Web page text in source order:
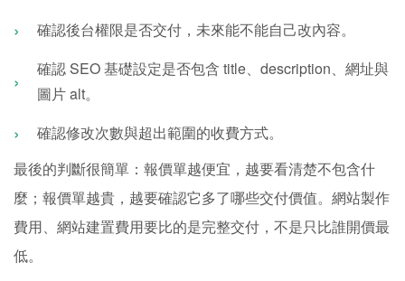
確認後台權限是否交付，未來能不能自己改內容。
確認 SEO 基礎設定是否包含 title、description、網址與
圖片 alt。
確認修改次數與超出範圍的收費方式。
最後的判斷很簡單：報價單越便宜，越要看清楚不包含什
麼；報價單越貴，越要確認它多了哪些交付價值。網站製作
費用、網站建置費用要比的是完整交付，不是只比誰開價最
低。